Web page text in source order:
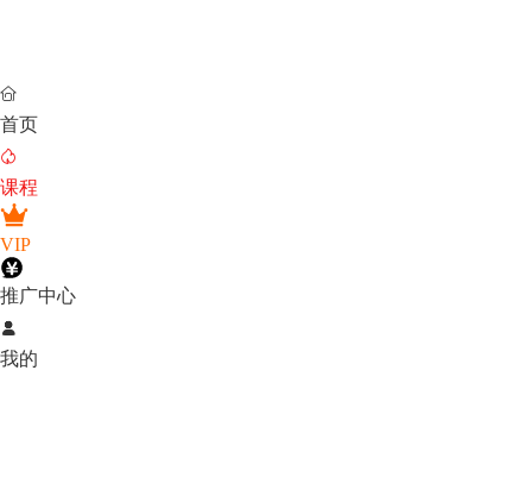

首页

课程
VIP
推广中心

我的